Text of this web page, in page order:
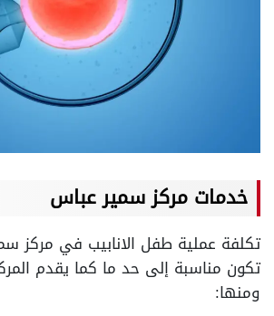
خدمات مركز سمير عباس
تكلفة عملية طفل الانابيب في مركز
تكون مناسبة إلى حد ما كما يقدم
ومنها: